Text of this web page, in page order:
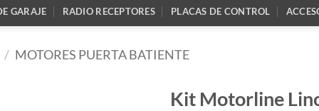
GARAJE RADIO RECEPTORES PLACAS DE CONTROL
/ MOTORES PUERTA BATIENTE
Kit Motorline